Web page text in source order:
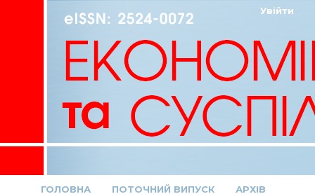
ГОЛОВНА ПОТОЧНИЙ ВИПУСК АРХІВ
Увійти